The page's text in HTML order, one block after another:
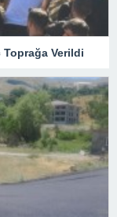
Verildi